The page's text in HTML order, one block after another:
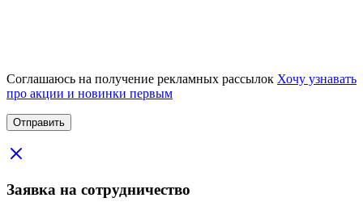
Соглашаюсь на получение рекламных рассылок Хочу узнавать
про акции и новинки первым
Заявка на сотрудничество